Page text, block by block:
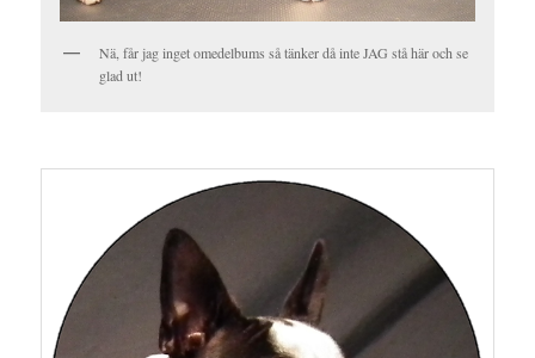
Nä, får jag inget omedelbums så tänker då inte JAG stå här och se
glad ut!